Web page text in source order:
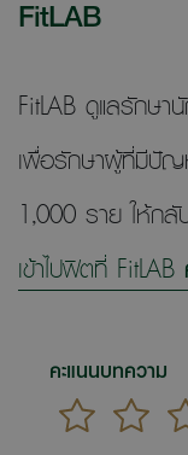
FitLAB
FitLAB ดูแลรักษ
เพื่อรักษาผู้ที่มีปัญ
1,000 ราย ให้กลั
เข้าไปฟิตที่ FitLAB
คะแนนบทความ